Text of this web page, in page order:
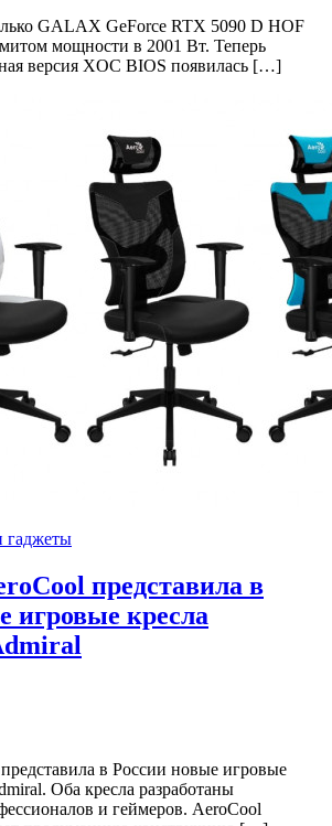
GALAX GeForce RTX 5090 D HOF
мощности в 2001 Вт. Теперь
версия XOC BIOS появилась […]
гаджеты
представила в
игровые кресла
в России новые игровые
Оба кресла разработаны
и геймеров. AeroCool